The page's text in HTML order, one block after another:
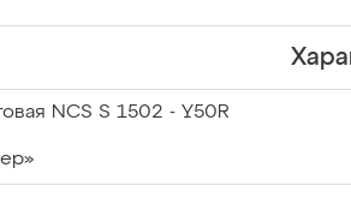
NCS S 1502 - Y50R